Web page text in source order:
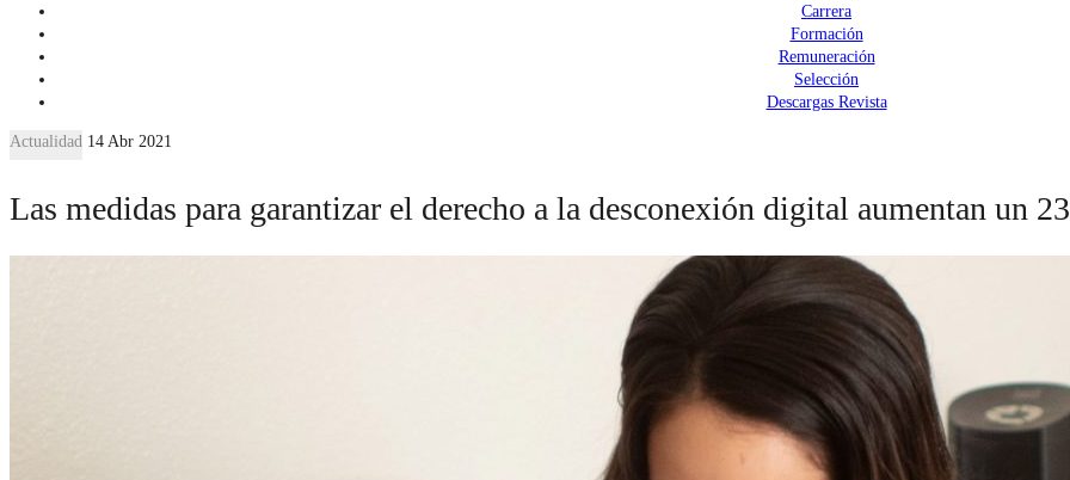
Carrera
Formación
Remuneración
Selección
Descargas Revista
Actualidad 14 Abr 2021
Las medidas para garantizar el derecho a la desconexión digital aumentan un